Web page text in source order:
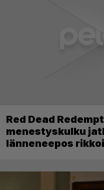
Red Dead
menestyskulku
länneneepos